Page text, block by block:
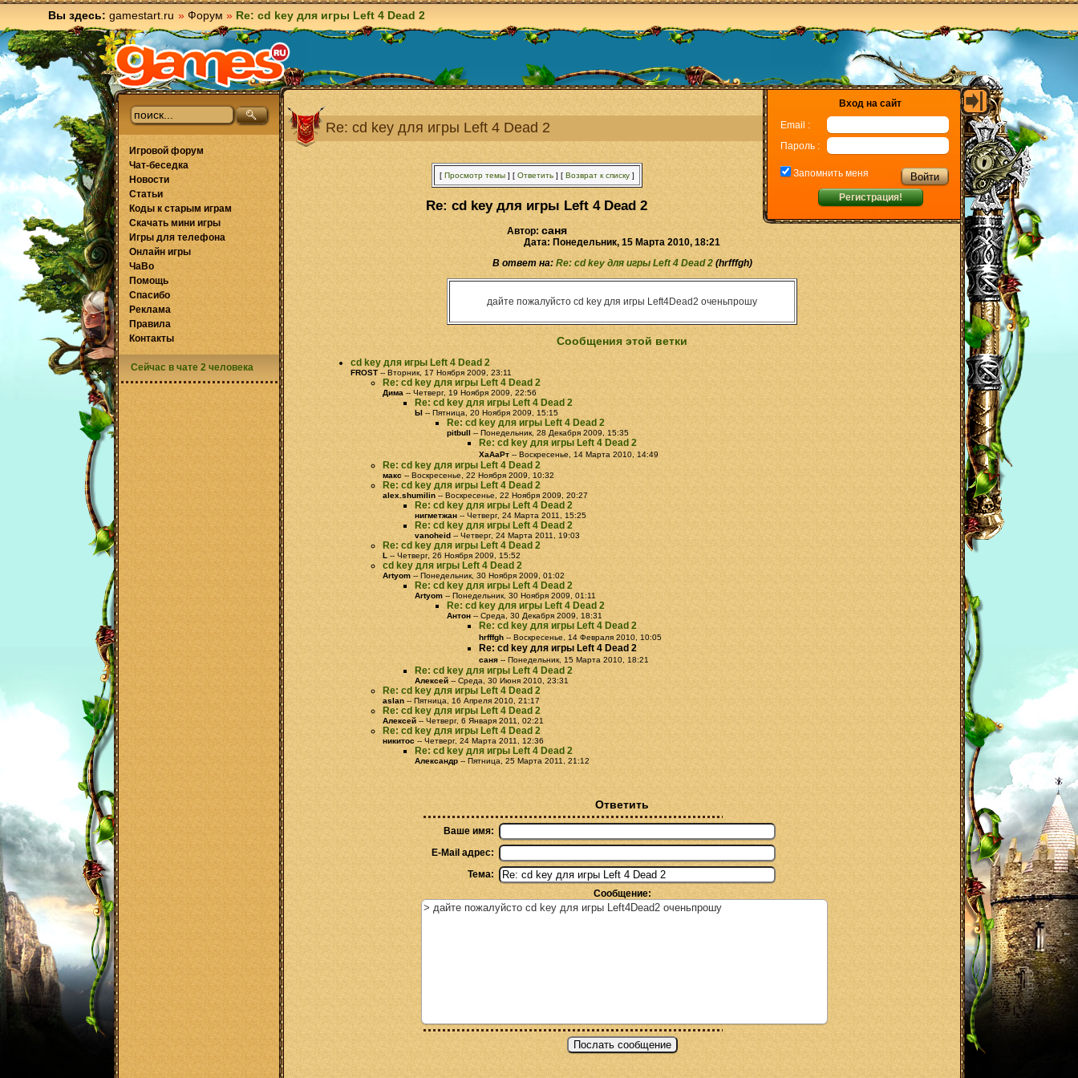
Вы здесь: gamestart.ru » Форум » Re: cd key для игры Left 4 Dead 2
Вход на сайт
Email :
Пароль :
Запомнить меня
Регистрация!
Re: cd key для игры Left 4 Dead 2
[ Просмотр темы] [ Ответить] [ Возврат к списку]
Re: cd key для игры Left 4 Dead 2
Автор: саня
Дата: Понедельник, 15 Марта 2010, 18:21
В ответ на: Re: cd key для игры Left 4 Dead 2(hrfffgh)
дайте пожалуйсто cd key для игры Left4Dead2 оченьпрошу
Сообщения этой ветки
cd key для игры Left 4 Dead 2
FROST -- Вторник, 17 Ноября 2009, 23:11
Re: cd key для игры Left 4 Dead 2
Дима -- Четверг, 19 Ноября 2009, 22:56
Re: cd key для игры Left 4 Dead 2
Ы -- Пятница, 20 Ноября 2009, 15:15
Re: cd key для игры Left 4 Dead 2
pitbull -- Понедельник, 28 Декабря 2009, 15:35
Re: cd key для игры Left 4 Dead 2
ХаАаРт -- Воскресенье, 14 Марта 2010, 14:49
Re: cd key для игры Left 4 Dead 2
макс -- Воскресенье, 22 Ноября 2009, 10:32
Re: cd key для игры Left 4 Dead 2
alex.shumilin -- Воскресенье, 22 Ноября 2009, 20:27
Re: cd key для игры Left 4 Dead 2
нигметжан -- Четверг, 24 Марта 2011, 15:25
Re: cd key для игры Left 4 Dead 2
vanoheid -- Четверг, 24 Марта 2011, 19:03
Re: cd key для игры Left 4 Dead 2
L -- Четверг, 26 Ноября 2009, 15:52
cd key для игры Left 4 Dead 2
Artyom -- Понедельник, 30 Ноября 2009, 01:02
Re: cd key для игры Left 4 Dead 2
Artyom -- Понедельник, 30 Ноября 2009, 01:11
Re: cd key для игры Left 4 Dead 2
Антон -- Среда, 30 Декабря 2009, 18:31
Re: cd key для игры Left 4 Dead 2
hrfffgh -- Воскресенье, 14 Февраля 2010, 10:05
Re: cd key для игры Left 4 Dead 2
саня -- Понедельник, 15 Марта 2010, 18:21
Re: cd key для игры Left 4 Dead 2
Алексей -- Среда, 30 Июня 2010, 23:31
Re: cd key для игры Left 4 Dead 2
aslan -- Пятница, 16 Апреля 2010, 21:17
Re: cd key для игры Left 4 Dead 2
Алексей -- Четверг, 6 Января 2011, 02:21
Re: cd key для игры Left 4 Dead 2
никитос -- Четверг, 24 Марта 2011, 12:36
Re: cd key для игры Left 4 Dead 2
Александр -- Пятница, 25 Марта 2011, 21:12
Ответить
Ваше имя:
E-Mail адрес:
Тема:
Сообщение:
Игровой форум
Чат-беседка
Новости
Статьи
Коды к старым играм
Скачать мини игры
Игры для телефона
Онлайн игры
ЧаВо
Помощь
Спасибо
Реклама
Правила
Контакты
Сейчас в чате 2 человека